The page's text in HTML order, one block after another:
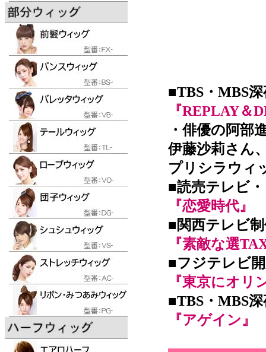
■TBS・MBS
『REPLAY＆
・俳優の阿部
伊藤沙莉さん
プリシラウィ
■読売テレビ
『恋愛時代』
■関西テレビ
『素敵な選
■フジテレビ
『東京にオリ
■TBS・MBS
『アゲイン』